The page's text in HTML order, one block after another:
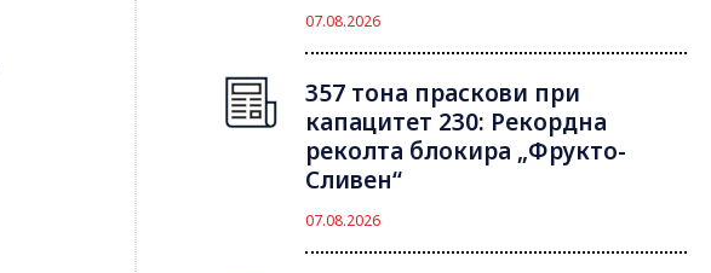
07.08.2026
357 тона праскови при
капацитет 230: Рекордна
реколта блокира „Фрукто-
Сливен“
07.08.2026